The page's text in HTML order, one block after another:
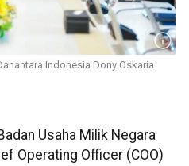
Indonesia Dony Oskaria.
Usaha Milik Negara
Operating Officer (COO)